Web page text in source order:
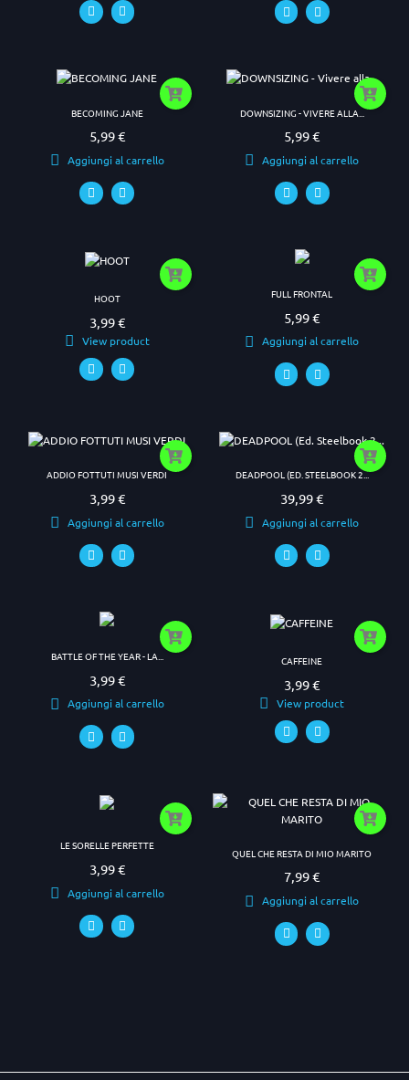
BECOMING JANE
Prezzo
5,99 €
Aggiungi al carrello
DOWNSIZING - VIVERE ALLA...
Prezzo
5,99 €
Aggiungi al carrello
HOOT
Prezzo
3,99 €
View product
FULL FRONTAL
Prezzo
5,99 €
Aggiungi al carrello
ADDIO FOTTUTI MUSI VERDI
Prezzo
3,99 €
Aggiungi al carrello
DEADPOOL (ED. STEELBOOK 2...
Prezzo
39,99 €
Aggiungi al carrello
BATTLE OF THE YEAR - LA...
Prezzo
3,99 €
Aggiungi al carrello
CAFFEINE
Prezzo
3,99 €
View product
LE SORELLE PERFETTE
Prezzo
3,99 €
Aggiungi al carrello
QUEL CHE RESTA DI MIO MARITO
Prezzo
7,99 €
Aggiungi al carrello